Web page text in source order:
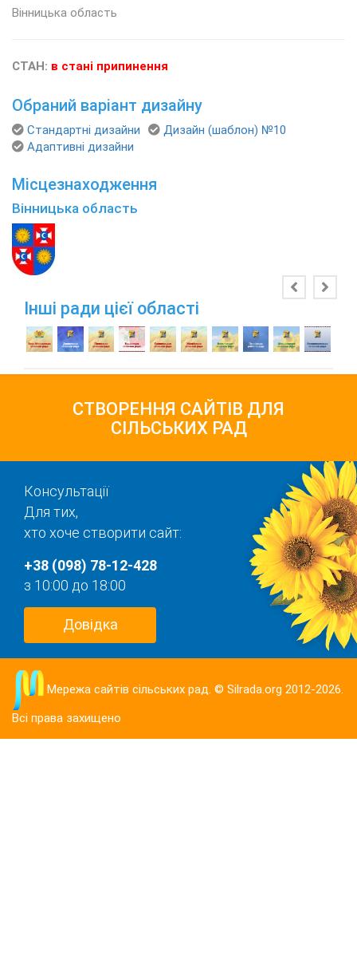
Вінницька область
СТАН: в стані припинення
Обраний варіант дизайну
Стандартні дизайни
Дизайн (шаблон) №10
Адаптивні дизайни
Місцезнаходження
Вінницька область
Інші ради цієї області
СТВОРЕННЯ САЙТІВ ДЛЯ
СІЛЬСЬКИХ РАД
Консультації
Для тих,
хто хоче створити сайт:
+38 (098) 78-12-428
з 10:00 до 18:00
Довідка
Мережа сайтів сільських рад. © Silrada.org 2012-2026.
Всі права захищено